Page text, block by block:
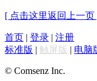
[ 点击这里返回上一页
首页 | 登录 | 注册
标准版 | 触屏版 | 电脑
© Comsenz Inc.